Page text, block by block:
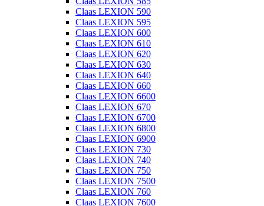
Claas LEXION 590
Claas LEXION 595
Claas LEXION 600
Claas LEXION 610
Claas LEXION 620
Claas LEXION 630
Claas LEXION 640
Claas LEXION 660
Claas LEXION 6600
Claas LEXION 670
Claas LEXION 6700
Claas LEXION 6800
Claas LEXION 6900
Claas LEXION 730
Claas LEXION 740
Claas LEXION 750
Claas LEXION 7500
Claas LEXION 760
Claas LEXION 7600